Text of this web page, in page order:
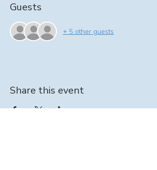
Guests
+ 5 other guests
Share this event